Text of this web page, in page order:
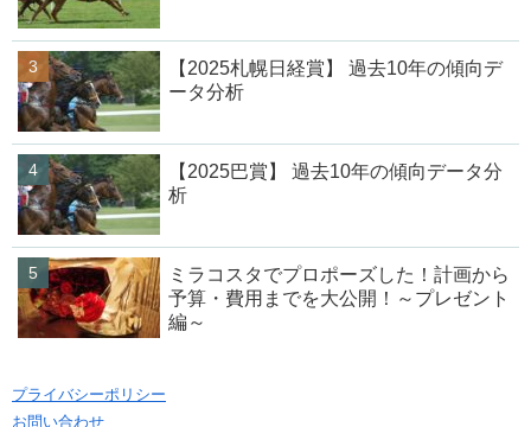
【2025札幌日経賞】 過去10年の傾向デ
ータ分析
【2025巴賞】 過去10年の傾向データ分
析
ミラコスタでプロポーズした！計画から
予算・費用までを大公開！～プレゼント
編～
プライバシーポリシー
お問い合わせ